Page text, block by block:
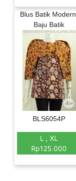
Blus Batik Modern,
Baju Batik
BLS6054P
L , XL
Rp125.000